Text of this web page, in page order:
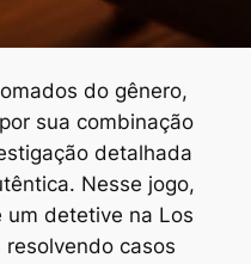
do gênero,
sua combinação
detalhada
Nesse jogo,
um detetive na Los
casos